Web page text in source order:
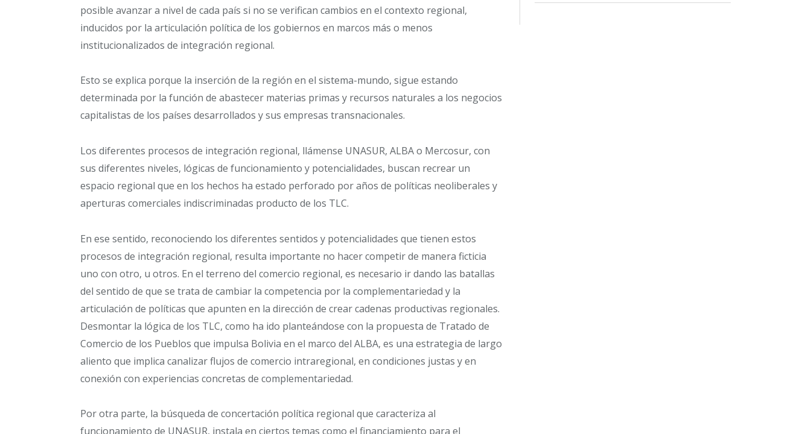
posible avanzar a nivel de cada país si no se verifican cambios en el contexto regional,
inducidos por la articulación política de los gobiernos en marcos más o menos
institucionalizados de integración regional.
Esto se explica porque la inserción de la región en el sistema-mundo, sigue estando
determinada por la función de abastecer materias primas y recursos naturales a los negocios
capitalistas de los países desarrollados y sus empresas transnacionales.
Los diferentes procesos de integración regional, llámense UNASUR, ALBA o Mercosur, con
sus diferentes niveles, lógicas de funcionamiento y potencialidades, buscan recrear un
espacio regional que en los hechos ha estado perforado por años de políticas neoliberales y
aperturas comerciales indiscriminadas producto de los TLC.
En ese sentido, reconociendo los diferentes sentidos y potencialidades que tienen estos
procesos de integración regional, resulta importante no hacer competir de manera ficticia
uno con otro, u otros. En el terreno del comercio regional, es necesario ir dando las batallas
del sentido de que se trata de cambiar la competencia por la complementariedad y la
articulación de políticas que apunten en la dirección de crear cadenas productivas regionales.
Desmontar la lógica de los TLC, como ha ido planteándose con la propuesta de Tratado de
Comercio de los Pueblos que impulsa Bolivia en el marco del ALBA, es una estrategia de largo
aliento que implica canalizar flujos de comercio intraregional, en condiciones justas y en
conexión con experiencias concretas de complementariedad.
Por otra parte, la búsqueda de concertación política regional que caracteriza al
funcionamiento de UNASUR, instala en ciertos temas como el financiamiento para el